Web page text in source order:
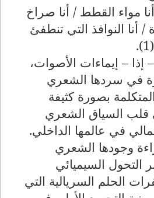
مواء القطط / أنا صراخ
/ أنا النوافذ التي تنطفئ
– إيماءات الأصوات،
في سردها الشعري
بصورة كثيفة
قلب السياق الشعري
في عالمها الداخلي.
وجودها الشعري
التحول السيميائي
الحلم السريالية التي